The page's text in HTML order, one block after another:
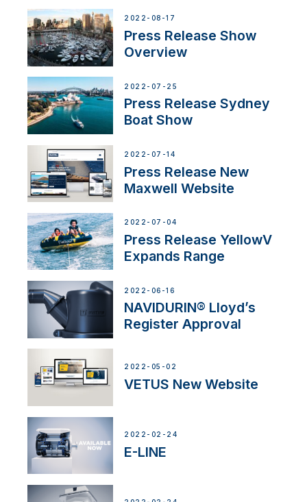
2022-08-17
Press Release Show
Overview
2022-07-25
Press Release Sydney
Boat Show
2022-07-14
Press Release New
Maxwell Website
2022-07-04
Press Release YellowV
Expands Range
2022-06-16
NAVIDURIN® Lloyd’s
Register Approval
2022-05-02
VETUS New Website
2022-02-24
E-LINE